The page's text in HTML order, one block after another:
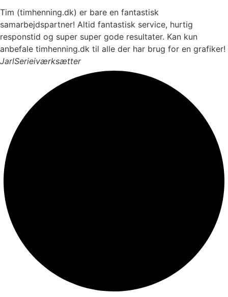
Tim (timhenning.dk) er bare en fantastisk
samarbejdspartner! Altid fantastisk service, hurtig
responstid og super super gode resultater. Kan kun
anbefale timhenning.dk til alle der har brug for en grafiker!
JarlSerieiværksætter